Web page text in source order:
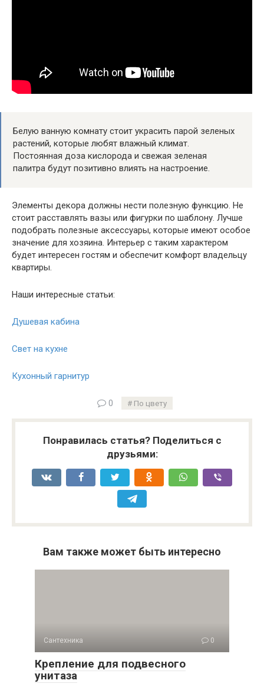
Белую ванную комнату стоит украсить парой зеленых
растений, которые любят влажный климат.
Постоянная доза кислорода и свежая зеленая
палитра будут позитивно влиять на настроение.
Элементы декора должны нести полезную функцию. Не
стоит расставлять вазы или фигурки по шаблону. Лучше
подобрать полезные аксессуары, которые имеют особое
значение для хозяина. Интерьер с таким характером
будет интересен гостям и обеспечит комфорт владельцу
квартиры.
Наши интересные статьи:
Душевая кабина
Свет на кухне
Кухонный гарнитур
0 По цвету
Понравилась статья? Поделиться с
друзьями:
Вам также может быть интересно
Сантехника 0
Крепление для подвесного
унитаза